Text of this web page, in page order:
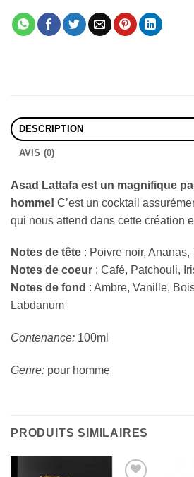
DESCRIPTION
AVIS (0)
Asad Lattafa est un magnifique
homme! C’est un cocktail
qui nous attend dans cette création
Notes de tête : Poivre noir, Ananas,
Notes de coeur : Café, Patchouli,
Notes de fond : Ambre, Vanille,
Labdanum
Contenance: 100ml
Genre: pour homme
PRODUITS SIMILAIRES